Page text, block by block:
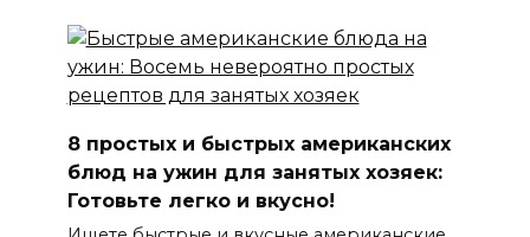
8 простых и быстрых американских
блюд на ужин для занятых хозяек:
Готовьте легко и вкусно!